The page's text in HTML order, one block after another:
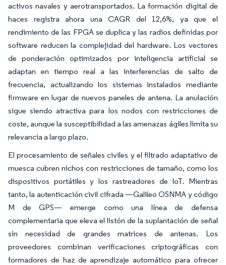
activos navales y aerotransportados. La formación digital de
haces registra ahora una CAGR del 12,6%, ya que el
rendimiento de las FPGA se duplica y las radios definidas por
software reducen la complejidad del hardware. Los vectores
de ponderación optimizados por inteligencia artificial se
adaptan en tiempo real a las interferencias de salto de
frecuencia, actualizando los sistemas instalados mediante
firmware en lugar de nuevos paneles de antena. La anulación
sigue siendo atractiva para los nodos con restricciones de
coste, aunque la susceptibilidad a las amenazas ágiles limita su
relevancia a largo plazo.
El procesamiento de señales civiles y el filtrado adaptativo de
muesca cubren nichos con restricciones de tamaño, como los
dispositivos portátiles y los rastreadores de IoT. Mientras
tanto, la autenticación civil cifrada —Galileo OSNMA y código
M de GPS— emerge como una línea de defensa
complementaria que eleva el listón de la suplantación de señal
sin necesidad de grandes matrices de antenas. Los
proveedores combinan verificaciones criptográficas con
formadores de haz de aprendizaje automático para ofrecer